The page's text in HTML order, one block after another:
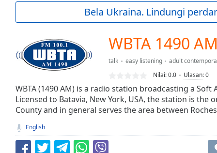
Current
Loaded:
0.00%
TypeLIVE
Seek to
live,
currently
LIVE
Remaining
Bela Ukraina. Lindungi
WBTA 1490 AM
talk easy listening
adult
Nilai:0.0 Ulasan:0
WBTA (1490 AM) is a radio station broadcasting a
Licensed to Batavia, New York, USA, the station is the
County and in general serves the area between
English